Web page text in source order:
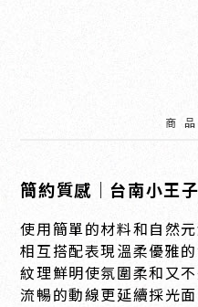
商
簡約質感｜台南小王子
使用簡單的材料和自然
相互搭配表現溫柔優雅
紋理鮮明使氛圍柔和又
流暢的動線更延續採光面